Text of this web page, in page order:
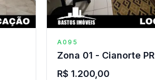
A095
Zona 01 - Cianorte PR
R$ 1.200,00